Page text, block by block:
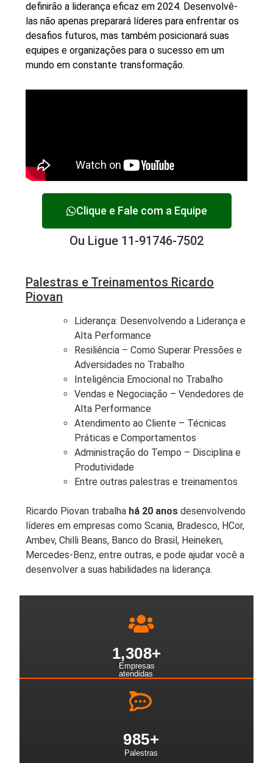
definirão a liderança eficaz em 2024. Desenvolvê-
las não apenas preparará líderes para enfrentar os
desafios futuros, mas também posicionará suas
equipes e organizações para o sucesso em um
mundo em constante transformação.
Clique e Fale com a Equipe
Ou Ligue 11-91746-7502
Palestras e Treinamentos Ricardo
Piovan
Liderança: Desenvolvendo a Liderança e
Alta Performance
Resiliência – Como Superar Pressões e
Adversidades no Trabalho
Inteligência Emocional no Trabalho
Vendas e Negociação – Vendedores de
Alta Performance
Atendimento ao Cliente – Técnicas
Práticas e Comportamentos
Administração do Tempo – Disciplina e
Produtividade
Entre outras palestras e treinamentos
Ricardo Piovan trabalha há 20 anos desenvolvendo
líderes em empresas como Scania, Bradesco, HCor,
Ambev, Chilli Beans, Banco do Brasil, Heineken,
Mercedes-Benz, entre outras, e pode ajudar você a
desenvolver a suas habilidades na liderança.
Empresas
atendidas
1,308+
Palestras
985+